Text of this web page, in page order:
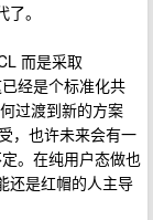
。
而是采取
经是个标准化共
过渡到新的方案
，也许未来会有一
。在纯用户态做也
还是红帽的人主导